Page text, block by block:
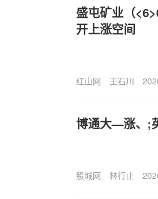
盛屯矿业（
开上涨空间
红山网 王石川
博通大—涨、;
股城网 林行止